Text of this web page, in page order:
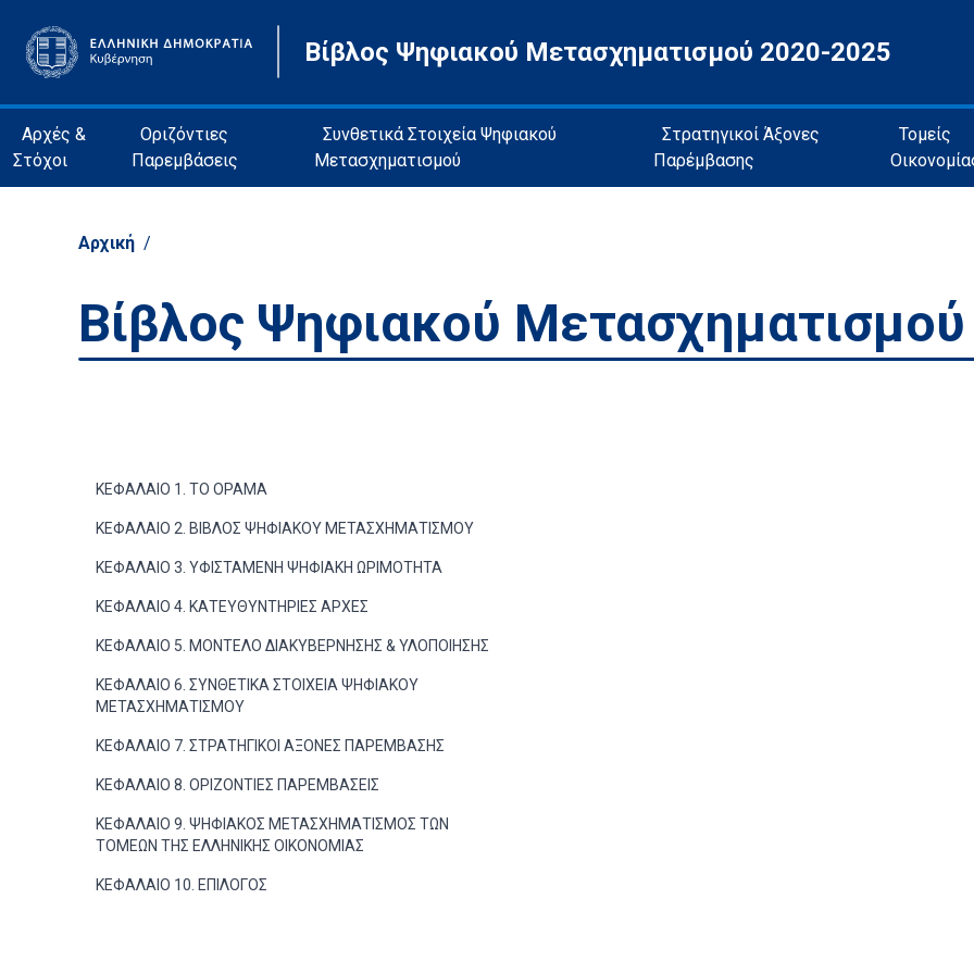
Βίβλος Ψηφιακού Μετασχηματισμού 2020-2025
Αρχές &
Στόχοι
Οριζόντιες
Παρεμβάσεις
Συνθετικά Στοιχεία Ψηφιακού
Μετασχηματισμού
Στρατηγικοί Άξονες
Παρέμβασης
Τομείς
Αρχική /
Βίβλος Ψηφιακού
ΚΕΦΑΛΑΙΟ 1. ΤΟ ΟΡΑΜΑ
ΚΕΦΑΛΑΙΟ 2. ΒΙΒΛΟΣ ΨΗΦΙΑΚΟΥ ΜΕΤΑΣΧΗΜΑΤΙΣΜΟΥ
ΚΕΦΑΛΑΙΟ 3. ΥΦΙΣΤΑΜΕΝΗ ΨΗΦΙΑΚΗ ΩΡΙΜΟΤΗΤΑ
ΚΕΦΑΛΑΙΟ 4. ΚΑΤΕΥΘΥΝΤΗΡΙΕΣ ΑΡΧΕΣ
ΚΕΦΑΛΑΙΟ 5. ΜΟΝΤΕΛΟ ΔΙΑΚΥΒΕΡΝΗΣΗΣ & ΥΛΟΠΟΙΗΣΗΣ
ΚΕΦΑΛΑΙΟ 6. ΣΥΝΘΕΤΙΚΑ ΣΤΟΙΧΕΙΑ ΨΗΦΙΑΚΟΥ
ΜΕΤΑΣΧΗΜΑΤΙΣΜΟΥ
ΚΕΦΑΛΑΙΟ 7. ΣΤΡΑΤΗΓΙΚΟΙ ΑΞΟΝΕΣ ΠΑΡΕΜΒΑΣΗΣ
ΚΕΦΑΛΑΙΟ 8. ΟΡΙΖΟΝΤΙΕΣ ΠΑΡΕΜΒΑΣΕΙΣ
ΚΕΦΑΛΑΙΟ 9. ΨΗΦΙΑΚΟΣ ΜΕΤΑΣΧΗΜΑΤΙΣΜΟΣ ΤΩΝ
ΤΟΜΕΩΝ ΤΗΣ ΕΛΛΗΝΙΚΗΣ ΟΙΚΟΝΟΜΙΑΣ
ΚΕΦΑΛΑΙΟ 10. ΕΠΙΛΟΓΟΣ